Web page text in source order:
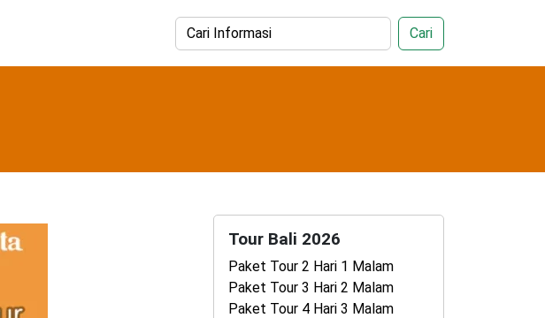
Cari
Tour Bali 2026
Paket Tour 2 Hari 1 Malam
Paket Tour 3 Hari 2 Malam
Paket Tour 4 Hari 3 Malam